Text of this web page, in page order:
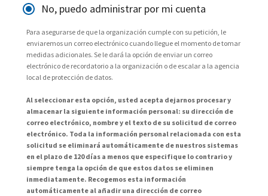
No, puedo administrar por mi cuenta
Para asegurarse de que la organización cumple con su petición, le
enviaremos un correo electrónico cuando llegue el momento de tomar
medidas adicionales. Se le dará la opción de enviar un correo
electrónico de recordatorio a la organización o de escalar a la agencia
local de protección de datos.
Al seleccionar esta opción, usted acepta dejarnos procesar y
almacenar la siguiente información personal: su dirección de
correo electrónico, nombre y el texto de su solicitud de correo
electrónico. Toda la información personal relacionada con esta
solicitud se eliminará automáticamente de nuestros sistemas
en el plazo de 120 días a menos que especifique lo contrario y
siempre tenga la opción de que estos datos se eliminen
inmediatamente. Recogemos esta información
automáticamente al añadir una dirección de correo